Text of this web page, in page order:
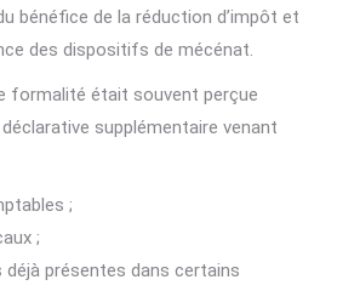
bénéfice de la réduction d’impôt et
des dispositifs de mécénat.
formalité était souvent perçue
supplémentaire venant
;
;
présentes dans certains